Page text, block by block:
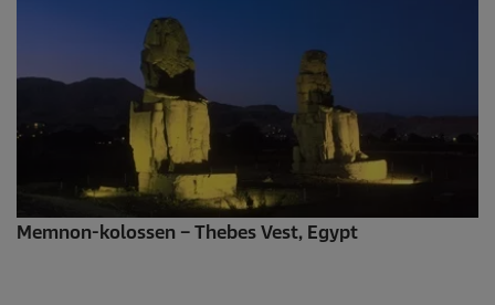
Memnon-kolossen – Thebes Vest, Egypt